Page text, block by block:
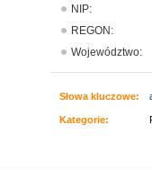
NIP:
REGON:
Województwo:
Słowa kluczowe:
Kategorie: